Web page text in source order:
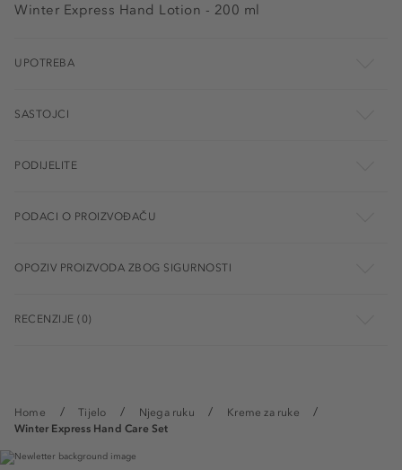
Home Tijelo Njega ruku
Kreme za ruke
Winter Express Hand Care Set
Winter Express Hand Lotion - 200 ml
UPOTREBA
SASTOJCI
PODIJELITE
PODACI O PROIZVOĐAČU
OPOZIV PROIZVODA ZBOG SIGURNOSTI
RECENZIJE (0)